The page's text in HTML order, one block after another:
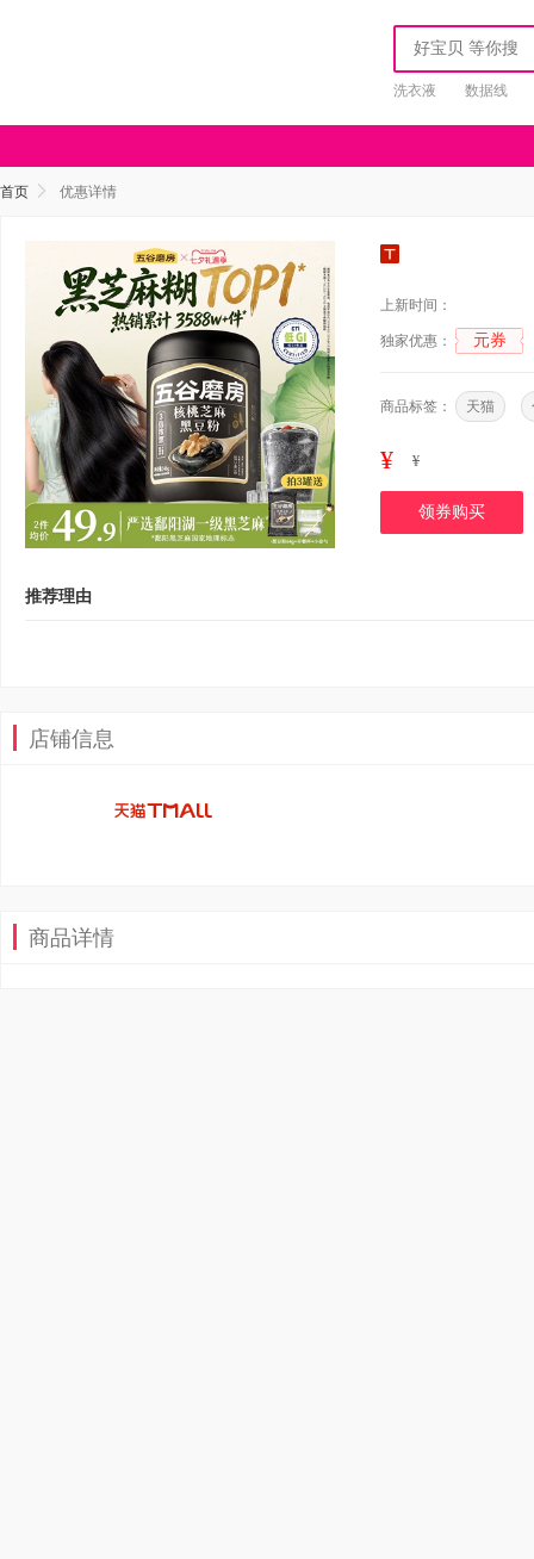
洗衣液 数据线
首页 优惠详情
上新时间：
独家优惠： 元券
商品标签： 天猫
¥ ¥
领券购买
推荐理由
店铺信息
商品详情